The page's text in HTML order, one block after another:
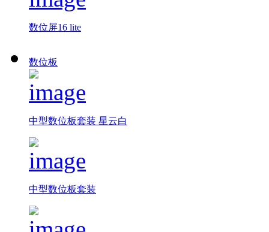
数位屏16 lite
数位板
中型数位板套装 星云白
中型数位板套装